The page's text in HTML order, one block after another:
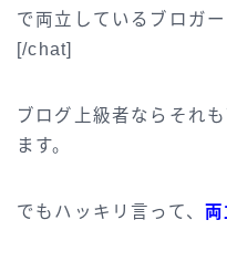
で両立しているブロガ
[/chat]
ブログ上級者ならそれ
ます。
でもハッキリ言って、 両